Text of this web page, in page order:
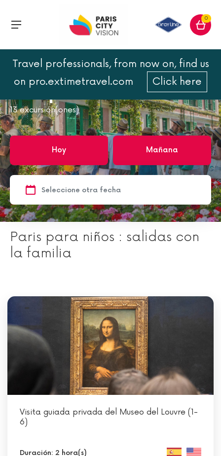
0
Travel professionals, from now on, find us
on pro.extimetravel.com
Click here
París para familias
13 excursión(ones)
Hoy Mañana
Paris para niños : salidas con
la familia
Visita guiada privada del Museo del Louvre (1-
6)
Duración: 2 hora(s)